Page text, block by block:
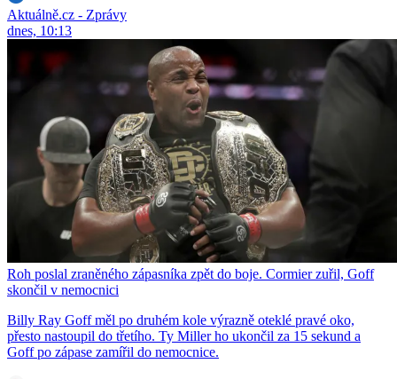
Aktuálně.cz - Zprávy
dnes, 10:13
Roh poslal zraněného zápasníka zpět do boje. Cormier zuřil, Goff
skončil v nemocnici
Billy Ray Goff měl po druhém kole výrazně oteklé pravé oko,
přesto nastoupil do třetího. Ty Miller ho ukončil za 15 sekund a
Goff po zápase zamířil do nemocnice.